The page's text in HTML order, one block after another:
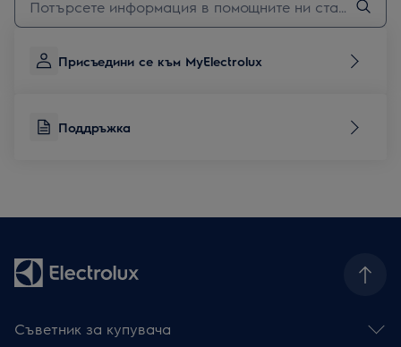
Присъедини се към MyElectrolux
Поддръжка
Съветник за купувача